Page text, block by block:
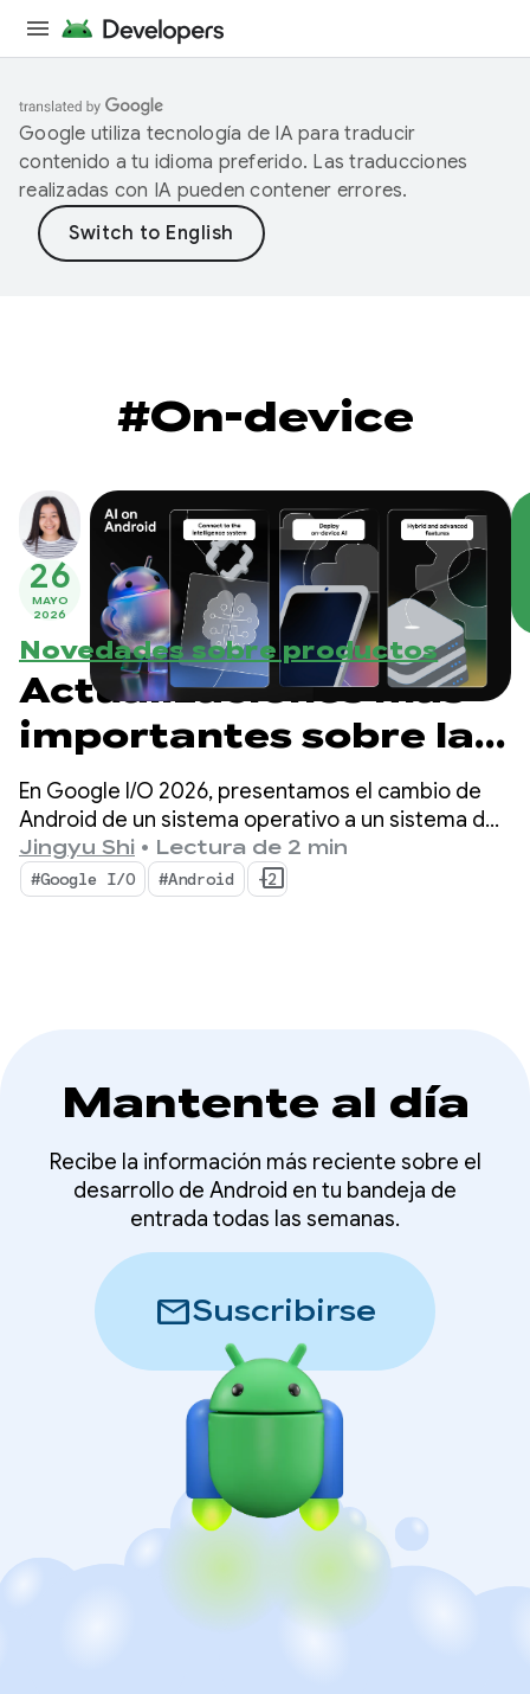
Google utiliza tecnología de IA para traducir
contenido a tu idioma preferido. Las traducciones
realizadas con IA pueden contener errores.
#On-device
26
MAYO
2026
Novedades sobre productos
Actualizaciones más
importantes sobre la
IA en Android para
crear experiencias
inteligentes desde
En Google I/O 2026, presentamos el cambio de
Android de un sistema operativo a un sistema de
inteligencia. También demostramos cómo puedes
crear experiencias inteligentes de forma nativa
con el sistema y llevar el poder de la IA de Google
Jingyu Shi • Lectura de 2 min
#Google I/O #Android +2
Mantente al día
Recibe la información más reciente sobre el
desarrollo de Android en tu bandeja de
entrada todas las semanas.
mailSuscribirse